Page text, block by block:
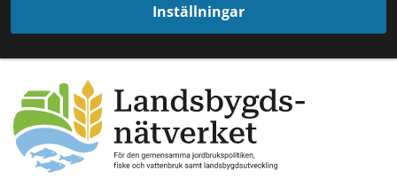
Inställningar